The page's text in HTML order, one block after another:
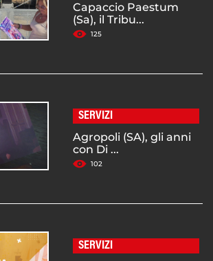
Capaccio Paestum
(Sa), il Tribu...
125
SERVIZI
Agropoli (SA), gli anni
con Di ...
102
SERVIZI